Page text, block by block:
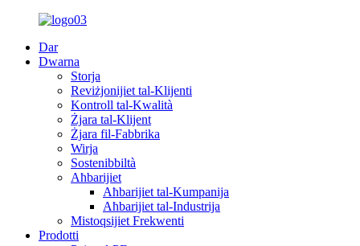
Dar
Dwarna
Storja
Reviżjonijiet tal-Klijenti
Kontroll tal-Kwalità
Żjara tal-Klijent
Żjara fil-Fabbrika
Wirja
Sostenibbiltà
Aħbarijiet
Aħbarijiet tal-Kumpanija
Aħbarijiet tal-Industrija
Mistoqsijiet Frekwenti
Prodotti